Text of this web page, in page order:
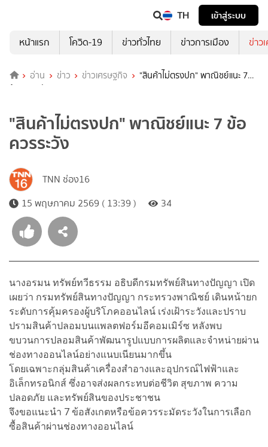
TH
เข้าสู่ระบบ
หน้าแรก
โควิด-19 ข่าวทั่วไทย ข่าวการเมือง ข่าว
อ่าน ข่าว ข่าวเศรษฐกิจ
"สินค้าไม่ตรงปก" พาณิชย์แนะ 7
ข้อควรระวัง
"สินค้าไม่ตรงปก" พาณิชย์แนะ 7 ข้อ
ควรระวัง
TNN ช่อง16
15 พฤษภาคม 2569 ( 13:39 )
34
นางอรมน ทรัพย์ทวีธรรม อธิบดีกรมทรัพย์สินทางปัญญา เปิด
เผยว่า กรมทรัพย์สินทางปัญญา กระทรวงพาณิชย์ เดินหน้ายก
ระดับการคุ้มครองผู้บริโภคออนไลน์ เร่งเฝ้าระวังและปราบ
ปรามสินค้าปลอมบนแพลตฟอร์มอีคอมเมิร์ซ หลังพบ
ขบวนการปลอมสินค้าพัฒนารูปแบบการผลิตและจำหน่ายผ่าน
ช่องทางออนไลน์อย่างแนบเนียนมากขึ้น
โดยเฉพาะกลุ่มสินค้าเครื่องสำอางและอุปกรณ์ไฟฟ้าและ
อิเล็กทรอนิกส์ ซึ่งอาจส่งผลกระทบต่อชีวิต สุขภาพ ความ
ปลอดภัย และทรัพย์สินของประชาชน
จึงขอแนะนำ 7 ข้อสังเกตหรือข้อควรระมัดระวังในการเลือก
ซื้อสินค้าผ่านช่องทางออนไลน์